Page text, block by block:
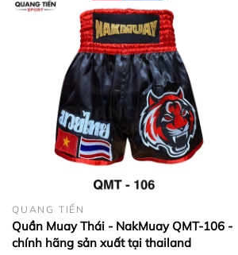
QUANG TIẾN
Quần Muay Thái - NakMuay QMT-106 -
chính hãng sản xuất tại thailand